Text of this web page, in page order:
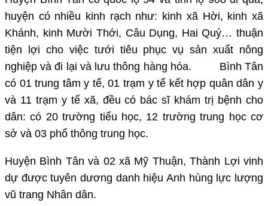
huyện có nhiều kinh rạch như: kinh xã Hời, kinh xã
Khánh, kinh Mười Thới, Câu Dụng, Hai Quý… thuận
tiện lợi cho việc tưới tiêu phục vụ sản xuất nông
nghiệp và đi lại và lưu thông hàng hóa. Bình Tân
có 01 trung tâm y tế, 01 trạm y tế kết hợp quân dân y
và 11 trạm y tế xã, đều có bác sĩ khám trị bệnh cho
dân: có 20 trường tiểu học, 12 trường trung học cơ
sở và 03 phổ thông trung học.
Huyện Bình Tân và 02 xã Mỹ Thuận, Thành Lợi vinh
dự được tuyên dương danh hiệu Anh hùng lực lượng
vũ trang Nhân dân.